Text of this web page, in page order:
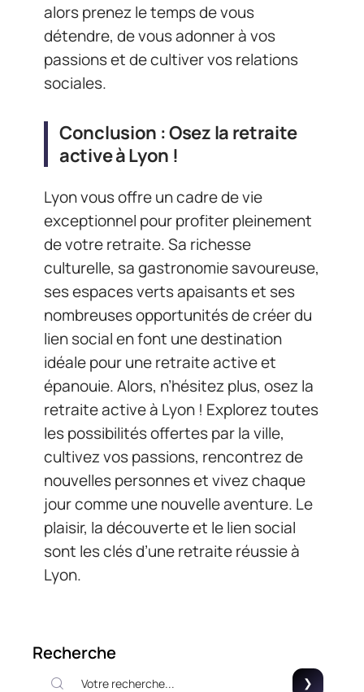
alors prenez le temps de vous
détendre, de vous adonner à vos
passions et de cultiver vos relations
sociales.
Conclusion : Osez la retraite
active à Lyon !
Lyon vous offre un cadre de vie
exceptionnel pour profiter pleinement
de votre retraite. Sa richesse
culturelle, sa gastronomie savoureuse,
ses espaces verts apaisants et ses
nombreuses opportunités de créer du
lien social en font une destination
idéale pour une retraite active et
épanouie. Alors, n’hésitez plus, osez la
retraite active à Lyon ! Explorez toutes
les possibilités offertes par la ville,
cultivez vos passions, rencontrez de
nouvelles personnes et vivez chaque
jour comme une nouvelle aventure. Le
plaisir, la découverte et le lien social
sont les clés d’une retraite réussie à
Lyon.
Recherche